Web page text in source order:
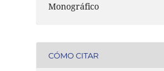
Monográfico
CÓMO CITAR